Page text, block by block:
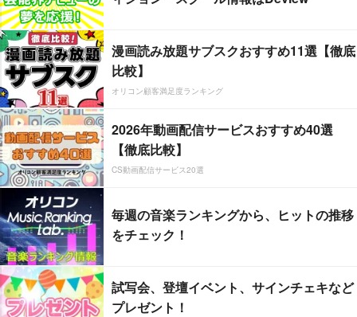
漫画読み放題サブスクおすすめ11選【徹底
比較】
オリコン顧客満足度ランキング
2026年動画配信サービスおすすめ40選
【徹底比較】
CS動画配信サービス20選
毎週の音楽ランキングから、ヒットの推移
をチェック！
試写会、登壇イベント、サインチェキなど
プレゼント！